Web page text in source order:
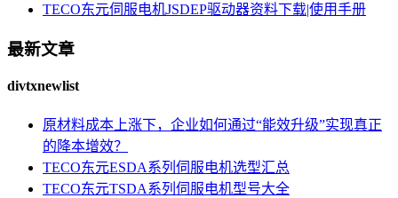
TECO东元伺服电机JSDEP驱动器资料下载|使用手册
最新文章
divtxnewlist
原材料成本上涨下，企业如何通过“能效升级”实现真正
的降本增效？
TECO东元ESDA系列伺服电机选型汇总
TECO东元TSDA系列伺服电机型号大全